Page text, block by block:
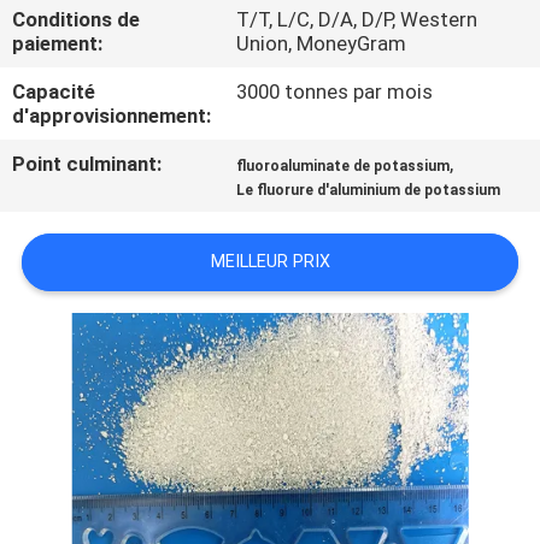
CONTRÔLE
DE
LA
QUALITÉ
NOUS
CONTACTER
NOUVELLES
AFFAIRES
Conditions de
paiement:
T/T, L/C, D/A, D/P, Western
Union, MoneyGram
Capacité
d'approvisionnement:
3000 tonnes par mois
Point culminant: fluoroaluminate de potassium,
Le fluorure d'aluminium de potassium
MEILLEUR PRIX